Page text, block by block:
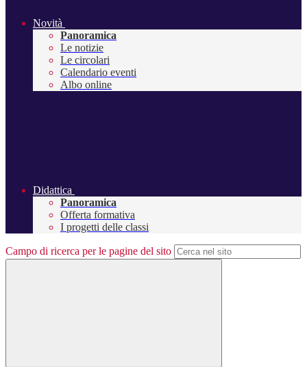
Novità
Panoramica
Le notizie
Le circolari
Calendario eventi
Albo online
Didattica
Panoramica
Offerta formativa
I progetti delle classi
Campo di ricerca per le pagine del sito